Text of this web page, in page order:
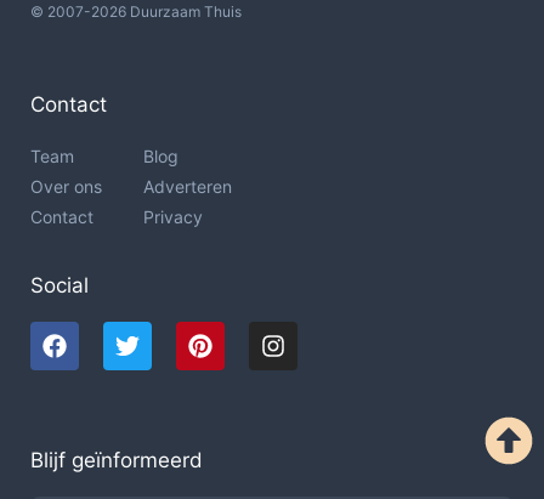
© 2007-2026 Duurzaam Thuis
Contact
Team
Over ons
Contact
Blog
Adverteren
Privacy
Social
Blijf geïnformeerd